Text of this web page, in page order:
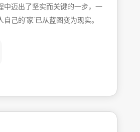
中迈出了坚实而关键的一步，一
己的“家”已从蓝图变为现实。